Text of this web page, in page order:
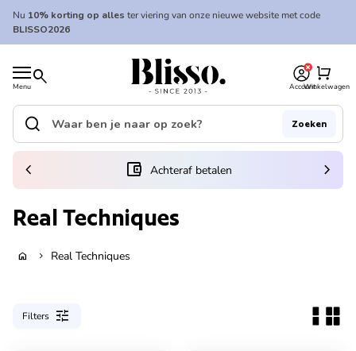
Overslaan naar inhoud
Nu 10% korting op alles ter viering van onze nieuwe website met code
BLISSO2026
Menu search
Home
AccountWinkelwagen
shopping_cart
Home
Zoek op"
search Zoeken
(link opent in nieuw tabblad/venster)
account_balance_wallet Achteraf betalen
chevron_left chevron_right
Real Techniques
home chevron_right Real Techniques
Filters tune